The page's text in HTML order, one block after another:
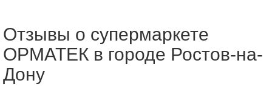
Отзывы о супермаркете
ОРМАТЕК в городе Ростов-на-
Дону